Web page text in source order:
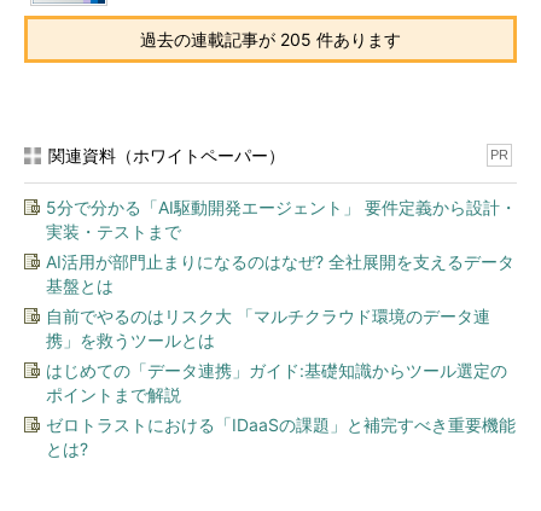
環境では、チームが同じ場所で働くメリットが失われる。例え
ば、常にやりとりができ、ペアを組みやすく、休憩スペースなど
で雑談を交わせることがチームワークに役立つということだ。そ
のため、私たちは別の方法でコラボレーションに取り組む必要が
ある。幾つかの効果的なアプローチを取ることで、急にリモート
環境に移ったチームに指針を提供できる。
チームと60分のビデオ会議を開き、リモートワーク時のコ
ミュニケーションとコラボレーションのやり方や、リモー
トならではの課題を解決するようにチーム文化をどのよう
に進化させるか、チームの働き方をどのように適応させる
かを説明する
過去の連載記事が 205 件あります
関連資料（ホワイトペーパー） PR
5分で分かる「AI駆動開発エージェント」 要件定義から設計・
実装・テストまで
AI活用が部門止まりになるのはなぜ? 全社展開を支えるデータ
基盤とは
自前でやるのはリスク大 「マルチクラウド環境のデータ連
携」を救うツールとは
はじめての「データ連携」ガイド:基礎知識からツール選定の
ポイントまで解説
ゼロトラストにおける「IDaaSの課題」と補完すべき重要機能
とは?